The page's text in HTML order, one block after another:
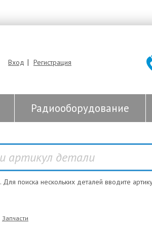
Вход | Регистрация
Радиооборудование
. Для поиска нескольких деталей вводите
Запчасти